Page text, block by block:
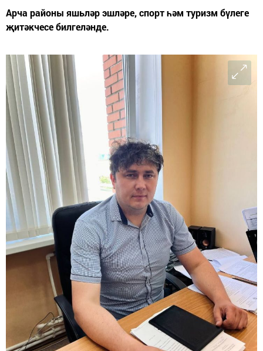
Арча районы яшьләр эшләре, спорт һәм туризм бүлеге
җитәкчесе билгеләнде.